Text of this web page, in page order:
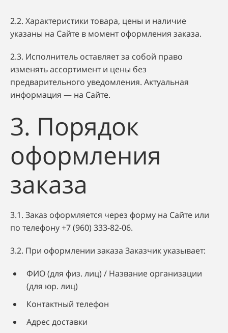
2.2. Характеристики товара, цены и наличие
указаны на Сайте в момент оформления заказа.
2.3. Исполнитель оставляет за собой право
изменять ассортимент и цены без
предварительного уведомления. Актуальная
информация — на Сайте.
3. Порядок
оформления
заказа
3.1. Заказ оформляется через форму на Сайте или
по телефону +7 (960) 333-82-06.
3.2. При оформлении заказа Заказчик указывает:
ФИО (для физ. лиц) / Название организации
(для юр. лиц)
Контактный телефон
Адрес доставки